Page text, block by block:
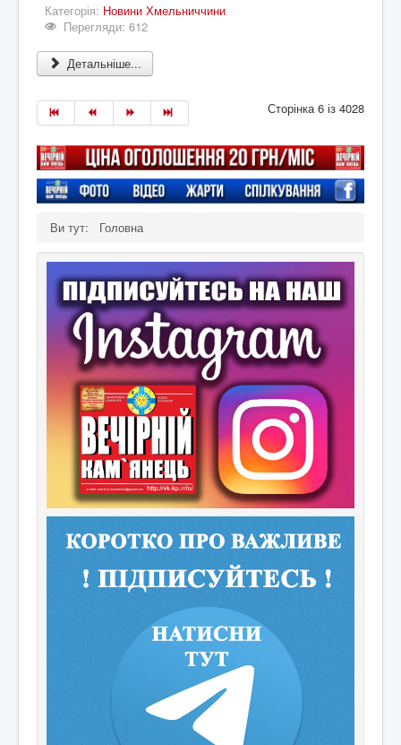
Категорія: Новини Хмельниччини
Перегляди: 612
Детальніше...
Сторінка 6 із 4028
Ви тут: Головна